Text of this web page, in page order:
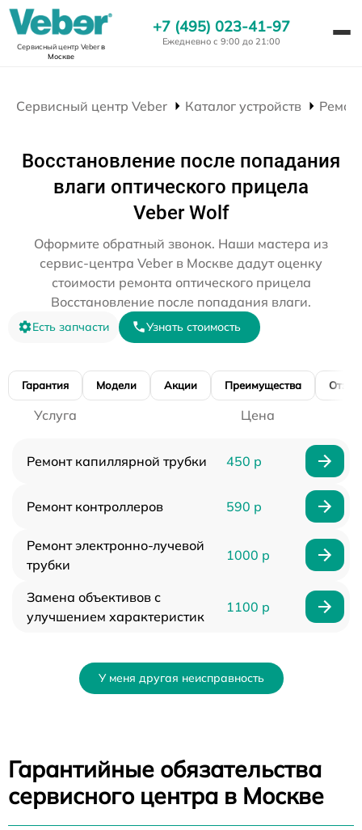
Сервисный центр Veberв
Москве
+7 (495) 023-41-97
Ежедневно с 9:00 до 21:00
Сервисный центр Veber Каталог устройств
Восстановление после попадания
влаги оптического прицела
Veber Wolf
Оформите обратный звонок. Наши мастера из
сервис-центра Veber в Москве дадут оценку
стоимости ремонта оптического прицела
Восстановление после попадания влаги.
Есть запчасти Узнать стоимость
Гарантия Модели Акции Преимущества
Услуга Цена
Ремонт капиллярной трубки 450 р
Ремонт контроллеров 590 р
Ремонт электронно-лучевой
трубки
1000 р
Замена объективов с
улучшением характеристик
1100 р
У меня другая неисправность
Гарантийные обязательства
сервисного центра в Москве